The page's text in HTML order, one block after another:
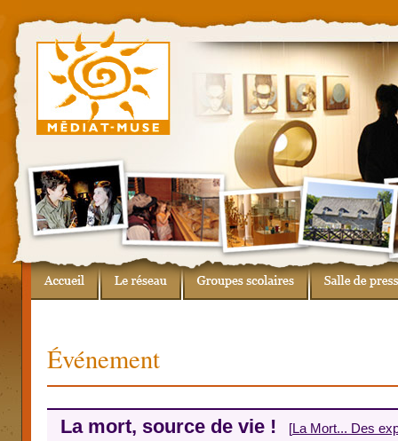
Événement
La mort, source de vie ! [La Mort... Des